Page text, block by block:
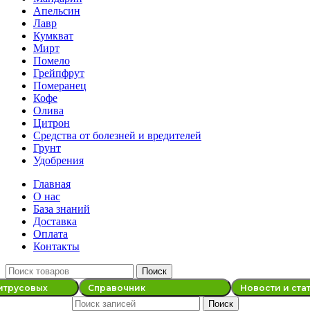
Апельсин
Лавр
Кумкват
Мирт
Помело
Грейпфрут
Померанец
Кофе
Олива
Цитрон
Средства от болезней и вредителей
Грунт
Удобрения
Главная
О нас
База знаний
Доставка
Оплата
Контакты
Поиск
Справочник
Новости и
Поиск